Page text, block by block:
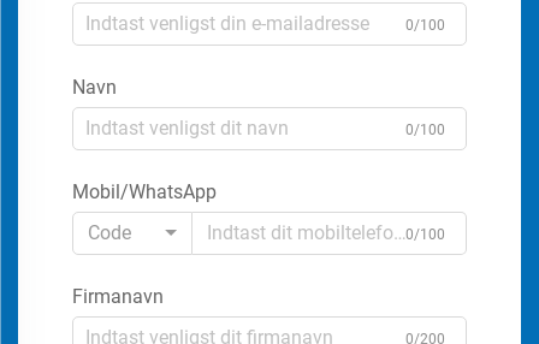
0/100
Navn
0/100
Mobil/WhatsApp
Code
0/100
Firmanavn
0/200